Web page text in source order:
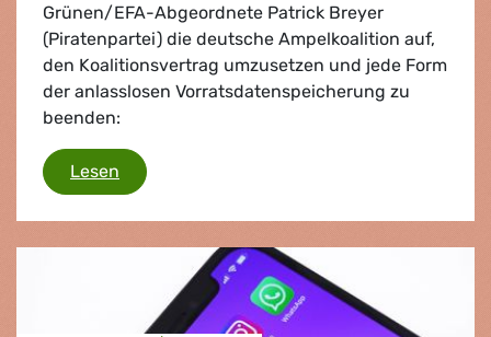
Grünen/EFA-Abgeordnete Patrick Breyer
(Piratenpartei) die deutsche Ampelkoalition auf,
den Koalitionsvertrag umzusetzen und jede Form
der anlasslosen Vorratsdatenspeicherung zu
beenden:
Lesen Ampelkoalition muss anlasslose